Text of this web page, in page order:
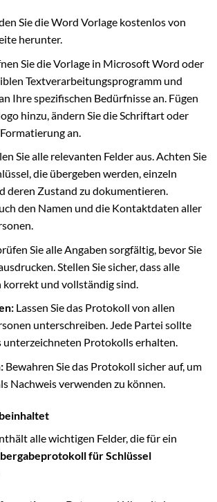
Sie die Word Vorlage kostenlos von
herunter.
Sie die Vorlage in Microsoft Word oder
Textverarbeitungsprogramm und
Ihre spezifischen Bedürfnisse an. Fügen
hinzu, ändern Sie die Schriftart oder
an.
Sie alle relevanten Felder aus. Achten Sie
die übergeben werden, einzeln
deren Zustand zu dokumentieren.
den Namen und die Kontaktdaten aller
Sie alle Angaben sorgfältig, bevor Sie
Stellen Sie sicher, dass alle
und vollständig sind.
Lassen Sie das Protokoll von allen
unterschreiben. Jede Partei sollte
unterzeichneten Protokolls erhalten.
Bewahren Sie das Protokoll sicher auf, um
Nachweis verwenden zu können.
alle wichtigen Felder, die für ein
für Schlüssel